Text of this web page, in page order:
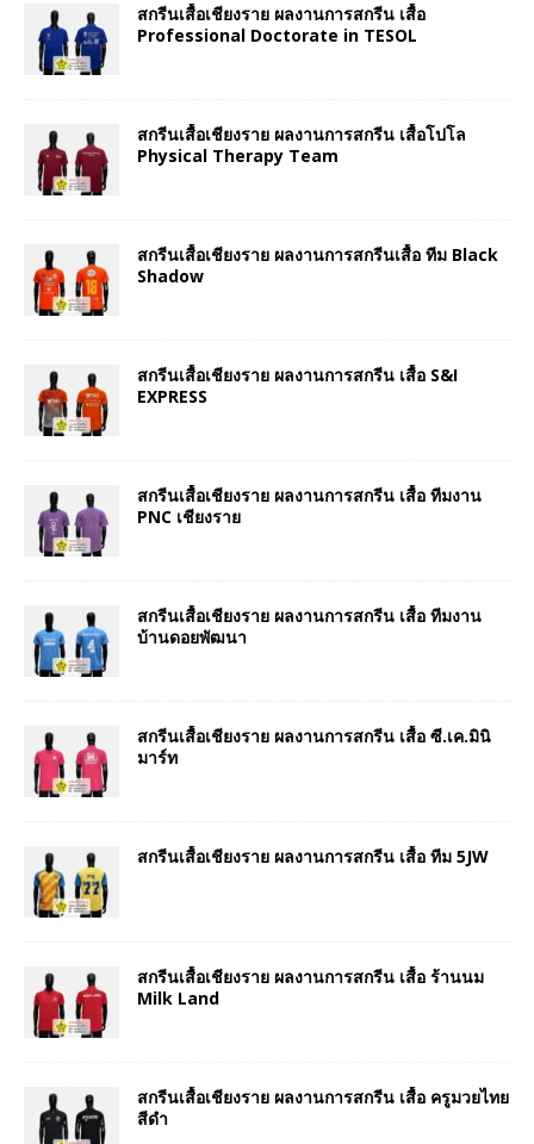
สกรีนเสื้อเชียงราย ผลงานการสกรีน เสื้อ
Professional Doctorate in TESOL
สกรีนเสื้อเชียงราย ผลงานการสกรีน เสื้อโปโล
Physical Therapy Team
สกรีนเสื้อเชียงราย ผลงานการสกรีนเสื้อ ทีม Black
Shadow
สกรีนเสื้อเชียงราย ผลงานการสกรีน เสื้อ S&I
EXPRESS
สกรีนเสื้อเชียงราย ผลงานการสกรีน เสื้อ ทีมงาน
PNC เชียงราย
สกรีนเสื้อเชียงราย ผลงานการสกรีน เสื้อ ทีมงาน
บ้านดอยพัฒนา
สกรีนเสื้อเชียงราย ผลงานการสกรีน เสื้อ ซี.เค.มินิ
มาร์ท
สกรีนเสื้อเชียงราย ผลงานการสกรีน เสื้อ ทีม 5JW
สกรีนเสื้อเชียงราย ผลงานการสกรีน เสื้อ ร้านนม
Milk Land
สกรีนเสื้อเชียงราย ผลงานการสกรีน เสื้อ ครูมวยไทย
สีดำ